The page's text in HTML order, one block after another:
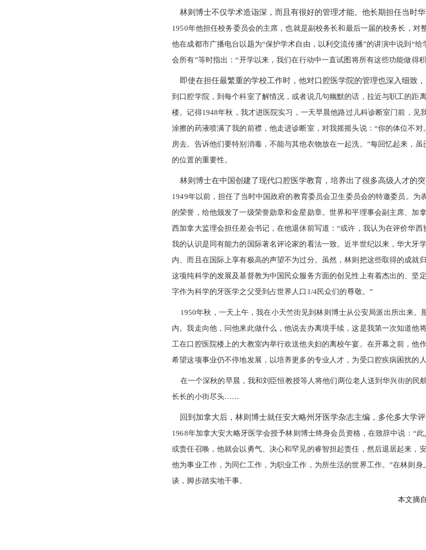
林则博士不仅学术造诣深，而且有很好的管理才能。他长期担任当时
1950年他担任校务委员会的主席，也就是副校务长和最后一届的校务长，对
他在成都市广播电台以题为“保护学术自由，以利交流传播”的讲演中说到“
会所有”等时指出：“开学以来，我们在行动中一直试图将所有这些功能做得
即使在担任最繁重的学校工作时，他对口腔医学院的管理也深入细致
到口腔学院，到每个科室了解情况，或者说几句幽默的话，拉近与职工的距
楼。记得1948年秋，我才进医院实习，一天早晨他路过儿科诊断室门前，
涂擦的药液喷满了我的前襟，他走进诊断室，对我摇摇头说：“你的体位不
房去。告诉他们要特别消毒，不能与其他衣物放在一起洗。”每回忆起来，
的位置的重要性。
林则博士在中国创建了现代口腔医学教育，培养出了很多高级人才的
1949年以前，担任了当时中国政府的教育委员会卫生委员会的特邀委员。
的荣誉，给他颁发了一级荣誉勋章和金星勋章。世界和平理事会副主席、加
西加拿大监理会担任差会书记，在他退休前写道：“或许，我认为在评价华
我的认识是同有能力的国际著名评论家的看法一致。近半世纪以来，华大牙
内、而且在国际上享有极高的声望不为过分。虽然，林则把这些取得的成就
这项纯科学的发展及基督教为中国民众服务方面的创见性上有着杰出的、坚
字作为科学的牙医学之父受到占世界人口1/4民众们的尊敬。”
1950年秋，一天上午，我在小天竺街见到林则博士从公安局派出所出来
内。我走向他，问他来此做什么，他说去办离境手续，这是我第一次知道他
工在口腔医院楼上的大教室内举行欢送他夫妇的离校午宴。在开幕之前，他
希望这项事业仍不停地发展，以培养更多的专业人才，为受口腔疾病困扰的
在一个深秋的早晨，我和刘臣恒教授等人将他们两位老人送到华兴街的民
长长的小街尽头……
回到加拿大后，林则博士就任安大略州牙医学杂志主编，多伦多大学
1968年加拿大安大略牙医学会授予林则博士终身会员资格，在致辞中说：“
或责任召唤，他就会以勇气、决心和罕见的睿智担起责任，然后退居起来，
他为事业工作，为同仁工作，为职业工作，为所生活的世界工作。”在林则
谈，脚步踏实地干事。
本文摘